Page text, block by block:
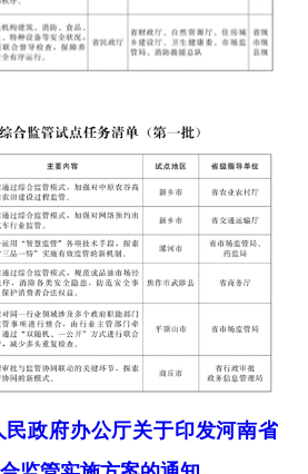
民政府办公厅关于印发河南省